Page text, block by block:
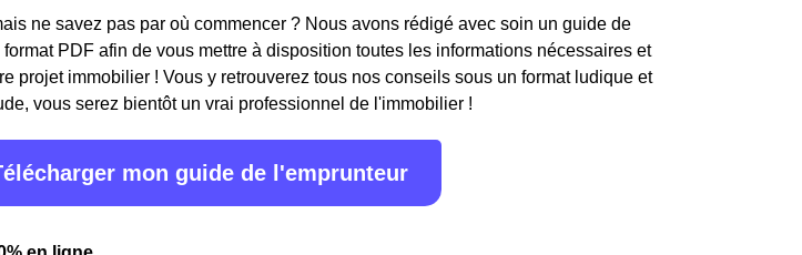
ne savez pas par où commencer ? Nous avons rédigé avec soin un guide de
PDF afin de vous mettre à disposition toutes les informations nécessaires et
projet immobilier ! Vous y retrouverez tous nos conseils sous un format ludique et
vous serez bientôt un vrai professionnel de l'immobilier !
mon guide de l'emprunteur